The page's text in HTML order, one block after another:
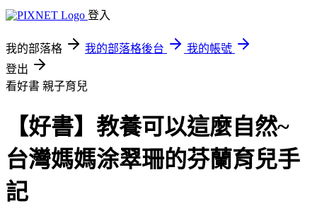
登入
我的部落格 我的部落格後台
我的帳號
登出
看好書 親子育兒
【好書】教養可以這麼自然~
台灣媽媽涂翠珊的芬蘭育兒手
記